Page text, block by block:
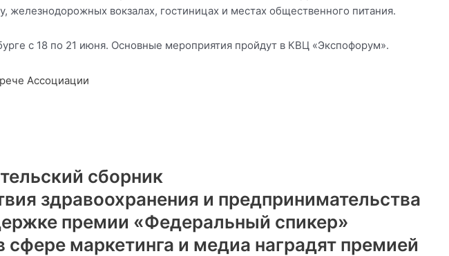
железнодорожных вокзалах, гостиницах и местах общественного питания.
с 18 по 21 июня. Основные мероприятия пройдут в КВЦ «Экспофорум».
Ассоциации
сборник
здравоохранения и предпринимательства
премии «Федеральный спикер»
маркетинга и медиа наградят премией